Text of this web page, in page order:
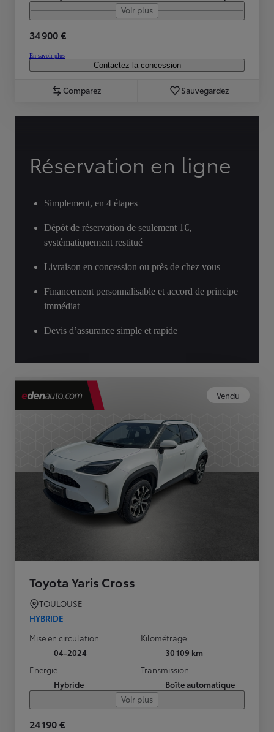
Voir plus
34 900 €
En savoir plus
Contactez la concession
Comparez Sauvegardez
Réservation en ligne
Simplement, en 4 étapes
Dépôt de réservation de seulement 1€,
systématiquement restitué
Livraison en concession ou près de chez vous
Financement personnalisable et accord de principe
immédiat
Devis d’assurance simple et rapide
Vendu
Toyota Yaris Cross
TOULOUSE
HYBRIDE
Mise en circulation
04-2024
Kilométrage
30 109 km
Energie
Hybride
Transmission
Boîte automatique
Voir plus
24 190 €